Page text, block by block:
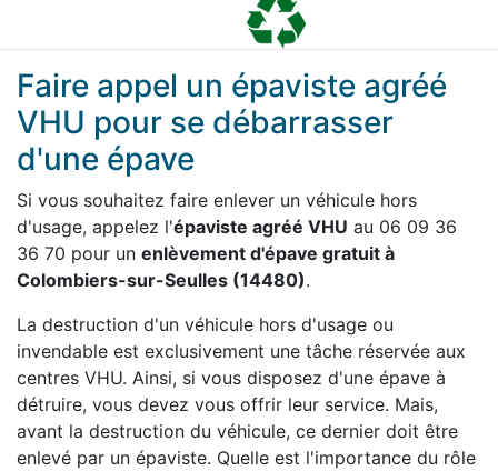
Faire appel un épaviste agréé
VHU pour se débarrasser
d'une épave
Si vous souhaitez faire enlever un véhicule hors
d'usage, appelez l'épaviste agréé VHU au 06 09 36
36 70 pour un enlèvement d'épave gratuit à
Colombiers-sur-Seulles (14480).
La destruction d'un véhicule hors d'usage ou
invendable est exclusivement une tâche réservée aux
centres VHU. Ainsi, si vous disposez d'une épave à
détruire, vous devez vous offrir leur service. Mais,
avant la destruction du véhicule, ce dernier doit être
enlevé par un épaviste. Quelle est l'importance du rôle